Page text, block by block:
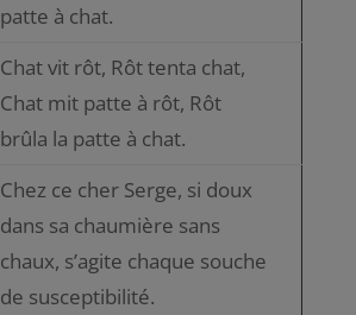
patte à chat.
Chat vit rôt, Rôt tenta chat,
Chat mit patte à rôt, Rôt
brûla la patte à chat.
Chez ce cher Serge, si doux
dans sa chaumière sans
chaux, s’agite chaque souche
de susceptibilité.